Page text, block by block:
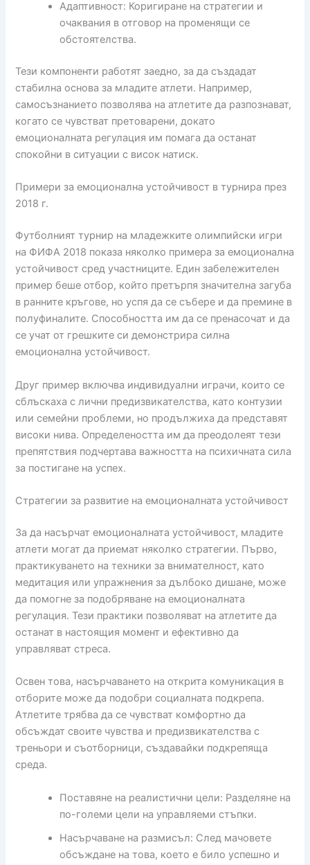
Адаптивност: Коригиране на стратегии и
очаквания в отговор на променящи се
обстоятелства.
Тези компоненти работят заедно, за да създадат
стабилна основа за младите атлети. Например,
самосъзнанието позволява на атлетите да разпознават,
когато се чувстват претоварени, докато
емоционалната регулация им помага да останат
спокойни в ситуации с висок натиск.
Примери за емоционална устойчивост в турнира през
2018 г.
Футболният турнир на младежките олимпийски игри
на ФИФА 2018 показа няколко примера за емоционална
устойчивост сред участниците. Един забележителен
пример беше отбор, който претърпя значителна загуба
в ранните кръгове, но успя да се събере и да премине в
полуфиналите. Способността им да се пренасочат и да
се учат от грешките си демонстрира силна
емоционална устойчивост.
Друг пример включва индивидуални играчи, които се
сблъскаха с лични предизвикателства, като контузии
или семейни проблеми, но продължиха да представят
високи нива. Определеността им да преодолеят тези
препятствия подчертава важността на психичната сила
за постигане на успех.
Стратегии за развитие на емоционалната устойчивост
За да насърчат емоционалната устойчивост, младите
атлети могат да приемат няколко стратегии. Първо,
практикуването на техники за внимателност, като
медитация или упражнения за дълбоко дишане, може
да помогне за подобряване на емоционалната
регулация. Тези практики позволяват на атлетите да
останат в настоящия момент и ефективно да
управляват стреса.
Освен това, насърчаването на открита комуникация в
отборите може да подобри социалната подкрепа.
Атлетите трябва да се чувстват комфортно да
обсъждат своите чувства и предизвикателства с
треньори и съотборници, създавайки подкрепяща
среда.
Поставяне на реалистични цели: Разделяне на
по-големи цели на управляеми стъпки.
Насърчаване на размисъл: След мачовете
обсъждане на това, което е било успешно и